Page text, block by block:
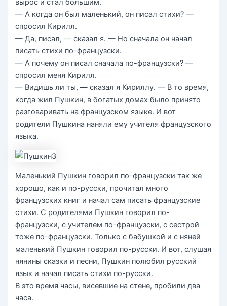
вырос и стал большим.
— А когда он был маленький, он писал стихи? —
спросил Кирилл.
— Да, писал, — сказал я. — Но сначала он начал
писать стихи по-французски.
— А почему он писал сначала по-французски? —
спросил меня Кирилл.
— Видишь ли ты, — сказал я Кириллу. — В то время,
когда жил Пушкин, в богатых домах было принято
разговаривать на французском языке. И вот
родители Пушкина наняли ему учителя французского
языка.
Маленький Пушкин говорил по-французски так же
хорошо, как и по-русски, прочитал много
французских книг и начал сам писать французские
стихи. С родителями Пушкин говорил по-
французски, с учителем по-французски, с сестрой
тоже по-французски. Только с бабушкой и с няней
маленький Пушкин говорил по-русски. И вот, слушая
нянины сказки и песни, Пушкин полюбил русский
язык и начал писать стихи по-русски.
В это время часы, висевшие на стене, пробили два
часа.